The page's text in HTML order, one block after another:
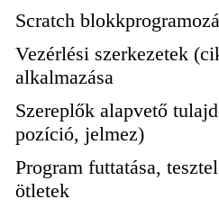
Scratch
Vezérlési szerkezetek
alkalmazása
Szereplők alapvető
pozíció, jelmez)
Program futtatása,
ötletek